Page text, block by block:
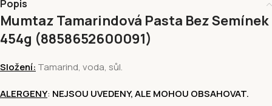
Popis
Mumtaz Tamarindová Pasta Bez Semínek
454g (8858652600091)
Složení: Tamarind, voda, sůl.
ALERGENY: NEJSOU UVEDENY, ALE MOHOU OBSAHOVAT.